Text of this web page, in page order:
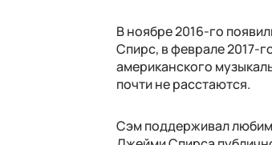
В ноябре 2016-го
Спирс, в феврале 2017-
американского
почти не расстаются.
Сэм поддерживал